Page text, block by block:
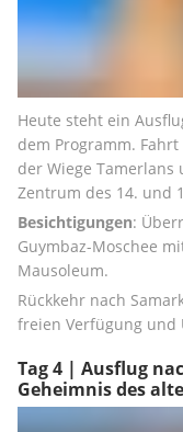
Heute steht ein
dem Programm. Fahrt
der Wiege
Zentrum des 14. und
Besichtigungen:
Guymbaz-Moschee
Mausoleum.
Rückkehr nach
freien Verfügung und
Tag 4 | Ausflug
Geheimnis des